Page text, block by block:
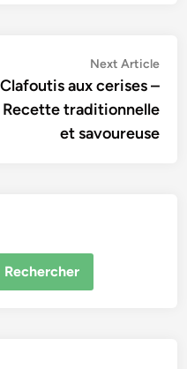
Next Article
Clafoutis aux cerises –
Recette traditionnelle
et savoureuse